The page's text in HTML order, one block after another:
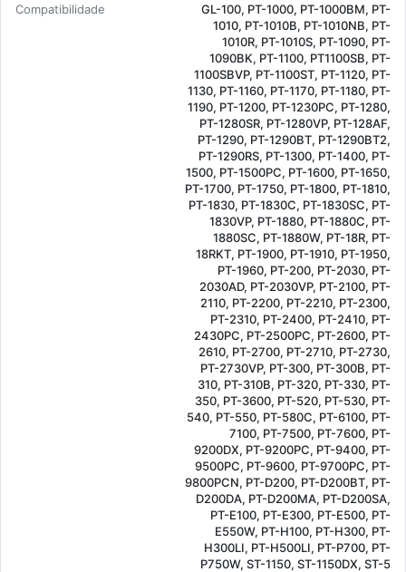
Com­pa­ti­bi­li­dade
GL-100, PT-1000, PT-1000BM, PT-
1010, PT-1010B, PT-1010NB, PT-
1010R, PT-1010S, PT-1090, PT-
1090BK, PT-1100, PT1100SB, PT-
1100SBVP, PT-1100ST, PT-1120, PT-
1130, PT-1160, PT-1170, PT-1180, PT-
1190, PT-1200, PT-1230PC, PT-1280,
PT-1280SR, PT-1280VP, PT-128AF,
PT-1290, PT-1290BT, PT-1290BT2,
PT-1290RS, PT-1300, PT-1400, PT-
1500, PT-1500PC, PT-1600, PT-1650,
PT-1700, PT-1750, PT-1800, PT-1810,
PT-1830, PT-1830C, PT-1830SC, PT-
1830VP, PT-1880, PT-1880C, PT-
1880SC, PT-1880W, PT-18R, PT-
18RKT, PT-1900, PT-1910, PT-1950,
PT-1960, PT-200, PT-2030, PT-
2030AD, PT-2030VP, PT-2100, PT-
2110, PT-2200, PT-2210, PT-2300,
PT-2310, PT-2400, PT-2410, PT-
2430PC, PT-2500PC, PT-2600, PT-
2610, PT-2700, PT-2710, PT-2730,
PT-2730VP, PT-300, PT-300B, PT-
310, PT-310B, PT-320, PT-330, PT-
350, PT-3600, PT-520, PT-530, PT-
540, PT-550, PT-580C, PT-6100, PT-
7100, PT-7500, PT-7600, PT-
9200DX, PT-9200PC, PT-9400, PT-
9500PC, PT-9600, PT-9700PC, PT-
9800PCN, PT-D200, PT-D200BT, PT-
D200DA, PT-D200MA, PT-D200SA,
PT-E100, PT-E300, PT-E500, PT-
E550W, PT-H100, PT-H300, PT-
H300LI, PT-H500LI, PT-P700, PT-
P750W, ST-1150, ST-1150DX, ST-5